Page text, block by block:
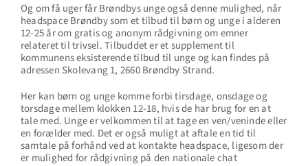
Og om få uger får Brøndbys unge også denne mulighed, når
headspace Brøndby som et tilbud til børn og unge i alderen
12-25 år om gratis og anonym rådgivning om emner
relateret til trivsel. Tilbuddet er et supplement til
kommunens eksisterende tilbud til unge og kan findes på
adressen Skolevang 1, 2660 Brøndby Strand.
Her kan børn og unge komme forbi tirsdage, onsdage og
torsdage mellem klokken 12-18, hvis de har brug for en at
tale med. Unge er velkommen til at tage en ven/veninde eller
en forælder med. Det er også muligt at aftale en tid til
samtale på forhånd ved at kontakte headspace, ligesom der
er mulighed for rådgivning på den nationale chat